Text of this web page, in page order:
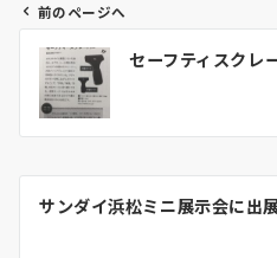
ビ
前のページへ
セーフティスクレ
サンダイ浜松ミニ展示会に出